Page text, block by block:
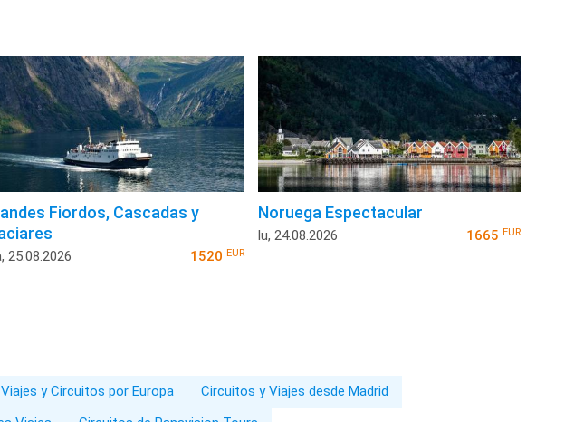
Fiordos, Cascadas y
25.08.2026 1520EUR
Noruega Espectacular
lu, 24.08.2026 1665 EUR
Viajes y Circuitos por Europa
Circuitos y Viajes desde Madrid